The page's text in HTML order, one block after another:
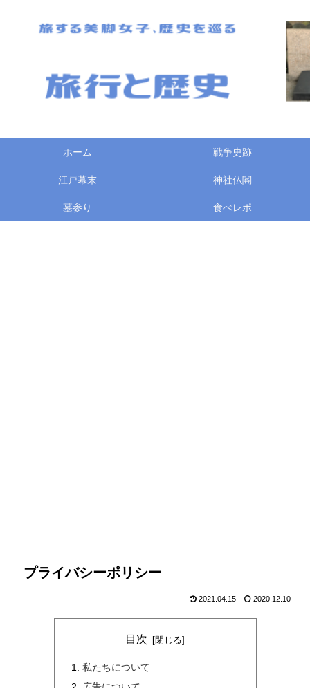
ホーム 戦争史跡
江戸幕末 神社仏閣
墓参り 食べレポ
プライバシーポリシー
2021.04.15 2020.12.10
目次
私たちについて